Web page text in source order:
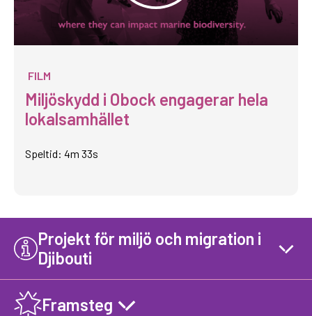
FILM
Miljöskydd i Obock engagerar hela
lokalsamhället
Speltid: 4m 33s
Projekt för miljö och migration i
Djibouti
Framsteg